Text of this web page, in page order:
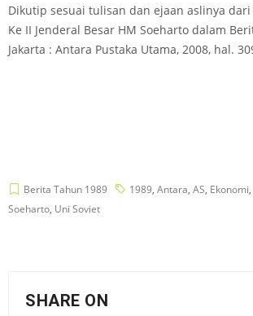
Dikutip sesuai tulisan dan ejaan aslinya dari
Ke II Jenderal Besar HM Soeharto dalam
Jakarta : Antara Pustaka Utama, 2008, hal.
Berita Tahun 1989 1989, Antara, AS, Ekonomi,
Soeharto, Uni Soviet
SHARE ON